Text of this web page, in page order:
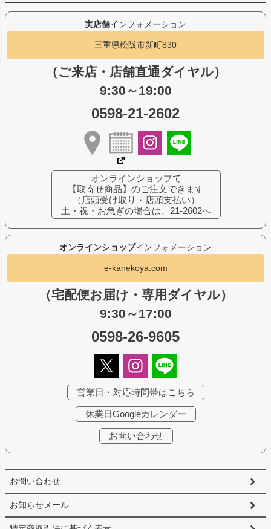
お問い合わせ
お知らせメール
オンラインショップインフォメーション
e-kanekoya.com
（宅配便お届け・専用ダイヤル）
9:30～17:00
0598-26-9605
営業日・対応時間帯はこちら
休業日Googleカレンダー
お問い合わせ
実店舗インフォメーション
三重県松阪市新町830
（ご来店・店舗直通ダイヤル）
9:30～19:00
0598-21-2602
オンラインショップで
【取寄せ商品】のご注文できます
（店頭受け取り・店頭支払い）
土・祝・お急ぎの場合は、21-2602へ